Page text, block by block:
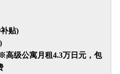
贴)
高级公寓月租4.3万日元，包